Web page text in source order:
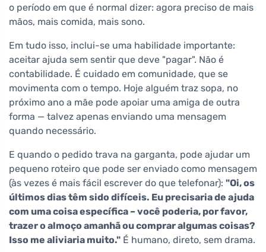
o período em que é normal dizer: agora preciso de mais
mãos, mais comida, mais sono.
Em tudo isso, inclui-se uma habilidade importante:
aceitar ajuda sem sentir que deve "pagar". Não é
contabilidade. É cuidado em comunidade, que se
movimenta com o tempo. Hoje alguém traz sopa, no
próximo ano a mãe pode apoiar uma amiga de outra
forma — talvez apenas enviando uma mensagem
quando necessário.
E quando o pedido trava na garganta, pode ajudar um
pequeno roteiro que pode ser enviado como mensagem
(às vezes é mais fácil escrever do que telefonar): "Oi, os
últimos dias têm sido difíceis. Eu precisaria de ajuda
com uma coisa específica – você poderia, por favor,
trazer o almoço amanhã ou comprar algumas coisas?
Isso me aliviaria muito." É humano, direto, sem drama.